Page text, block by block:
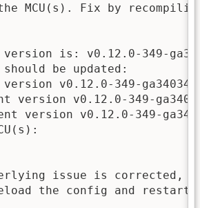
MCU(s). Fix by
is: v0.12.0-349-
should be updated:
v0.12.0-349-
version v0.12.0-349-
version v0.12.0-349-
issue is corrected,
the config and